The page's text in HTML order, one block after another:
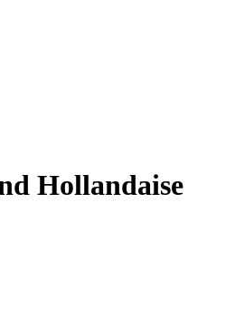
Hollandaise